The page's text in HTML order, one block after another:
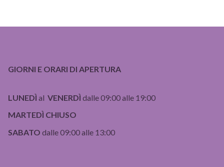
GIORNI E ORARI DI APERTURA
LUNEDÌ al VENERDÌ dalle 09:00 alle 19:00
MARTEDÌ CHIUSO
SABATO dalle 09:00 alle 13:00